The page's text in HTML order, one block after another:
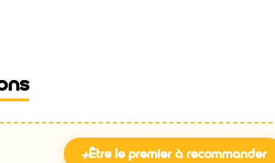
+Être le premier à recommander